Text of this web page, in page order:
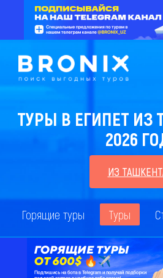
ТУРЫ В ЕГИПЕТ ИЗ
2026
ИЗ
Горящие туры Туры